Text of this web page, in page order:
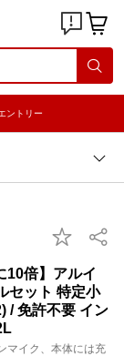
ントリー
10倍】アルイ
セット 特定小
/ 免許不要 イン
マイク、本体には充